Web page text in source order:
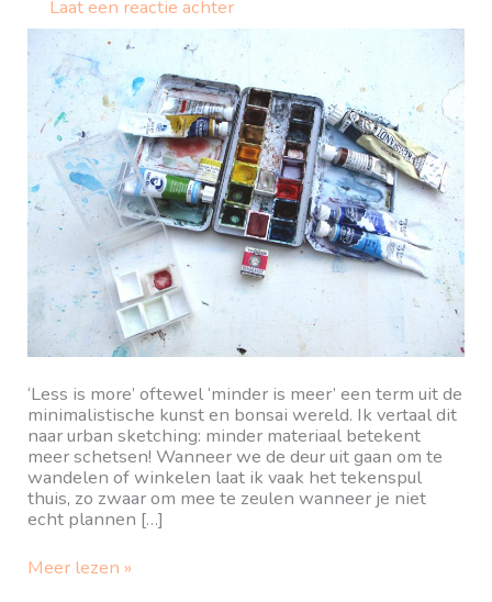
Laat een reactie achter
‘Less is more’ oftewel ‘minder is meer’ een term uit de
minimalistische kunst en bonsai wereld. Ik vertaal dit
naar urban sketching: minder materiaal betekent
meer schetsen! Wanneer we de deur uit gaan om te
wandelen of winkelen laat ik vaak het tekenspul
thuis, zo zwaar om mee te zeulen wanneer je niet
echt plannen […]
Less
Meer lezen »